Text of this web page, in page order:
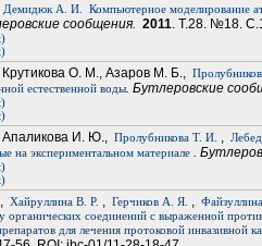
Демидюк А. И.
Компьютерное моделирование
сообщения. 2011. Т.28. №18.
Крутикова О. М., Азаров М. Б.,
естественной воды. Бутлеровские
Апаликова И. Ю., Пролубникова Т. И. ,
на экспериментальном материале .
, Хайруллина В. Р. , Герчиков А. Я. ,
органических соединений с выраженной
для лечения протоковой